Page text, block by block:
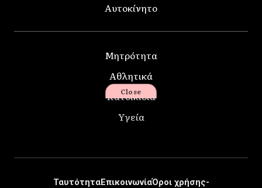
Αυτοκίνητο
Μητρότητα
Αθλητικά
Κατοικίδια
Υγεία
ΤαυτότηταΕπικοινωνίαΌροι χρήσης-
Close